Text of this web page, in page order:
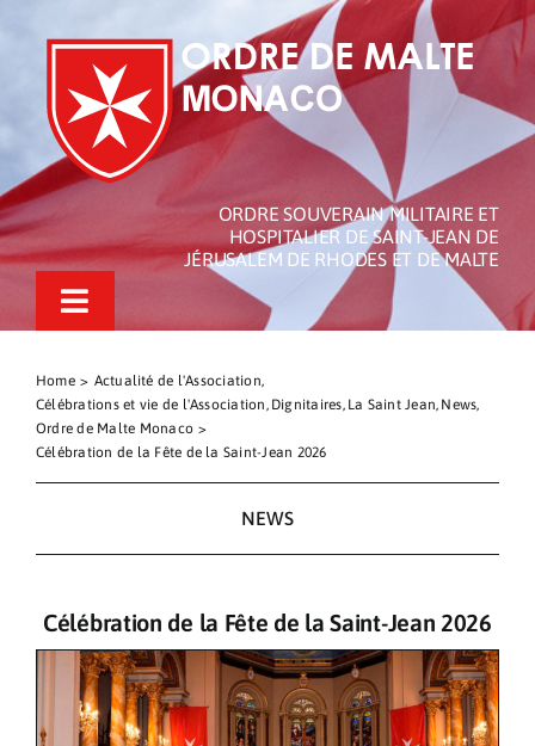
ORDRE SOUVERAIN MILITAIRE ET
HOSPITALIER DE SAINT-JEAN DE
JÉRUSALEM DE RHODES ET DE MALTE
Toggle
L’Ordre de Malte
Contact
Home
Actualité de l'Association
Célébrations et vie de l'Association Dignitaires La Saint Jean News
Ordre de Malte Monaco
Célébration de la Fête de la Saint-Jean 2026
NEWS
Célébration de la Fête de la Saint-Jean 2026